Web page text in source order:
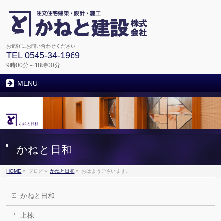
お気軽にお問い合わせください
TEL0545-34-1969
9時00分～18時00分
MENU
かねと日和
HOME » ブログ » かねと日和 » おはようございます。
かねと日和
上棟